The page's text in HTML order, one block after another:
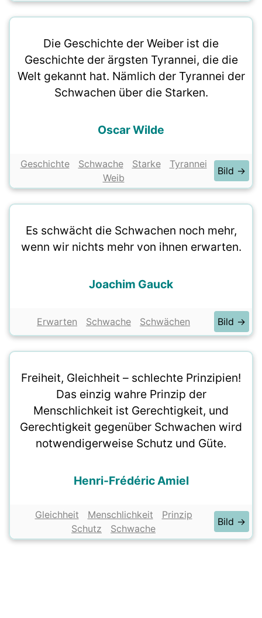
Die Geschichte der Weiber ist die
Geschichte der ärgsten Tyrannei, die die
Welt gekannt hat. Nämlich der Tyrannei der
Schwachen über die Starken.
Oscar Wilde
Geschichte Schwache Starke
Tyrannei
Weib
Bild →
Es schwächt die Schwachen noch mehr,
wenn wir nichts mehr von ihnen erwarten.
Joachim Gauck
Erwarten Schwache Schwächen Bild →
Freiheit, Gleichheit – schlechte Prinzipien!
Das einzig wahre Prinzip der
Menschlichkeit ist Gerechtigkeit, und
Gerechtigkeit gegenüber Schwachen wird
notwendigerweise Schutz und Güte.
Henri-Frédéric Amiel
Gleichheit Menschlichkeit
Prinzip
Schutz
Schwache
Bild →